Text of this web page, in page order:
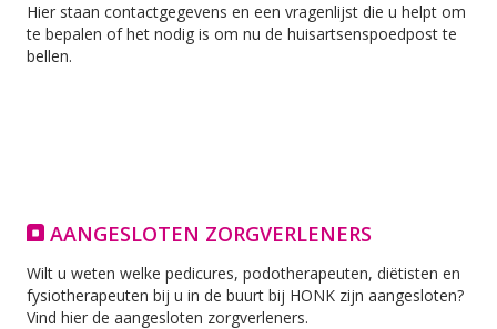
Hier staan contactgegevens en een vragenlijst die u helpt om
te bepalen of het nodig is om nu de huisartsenspoedpost te
bellen.
AANGESLOTEN ZORGVERLENERS
Wilt u weten welke pedicures, podotherapeuten, diëtisten en
fysiotherapeuten bij u in de buurt bij HONK zijn aangesloten?
Vind hier de aangesloten zorgverleners.